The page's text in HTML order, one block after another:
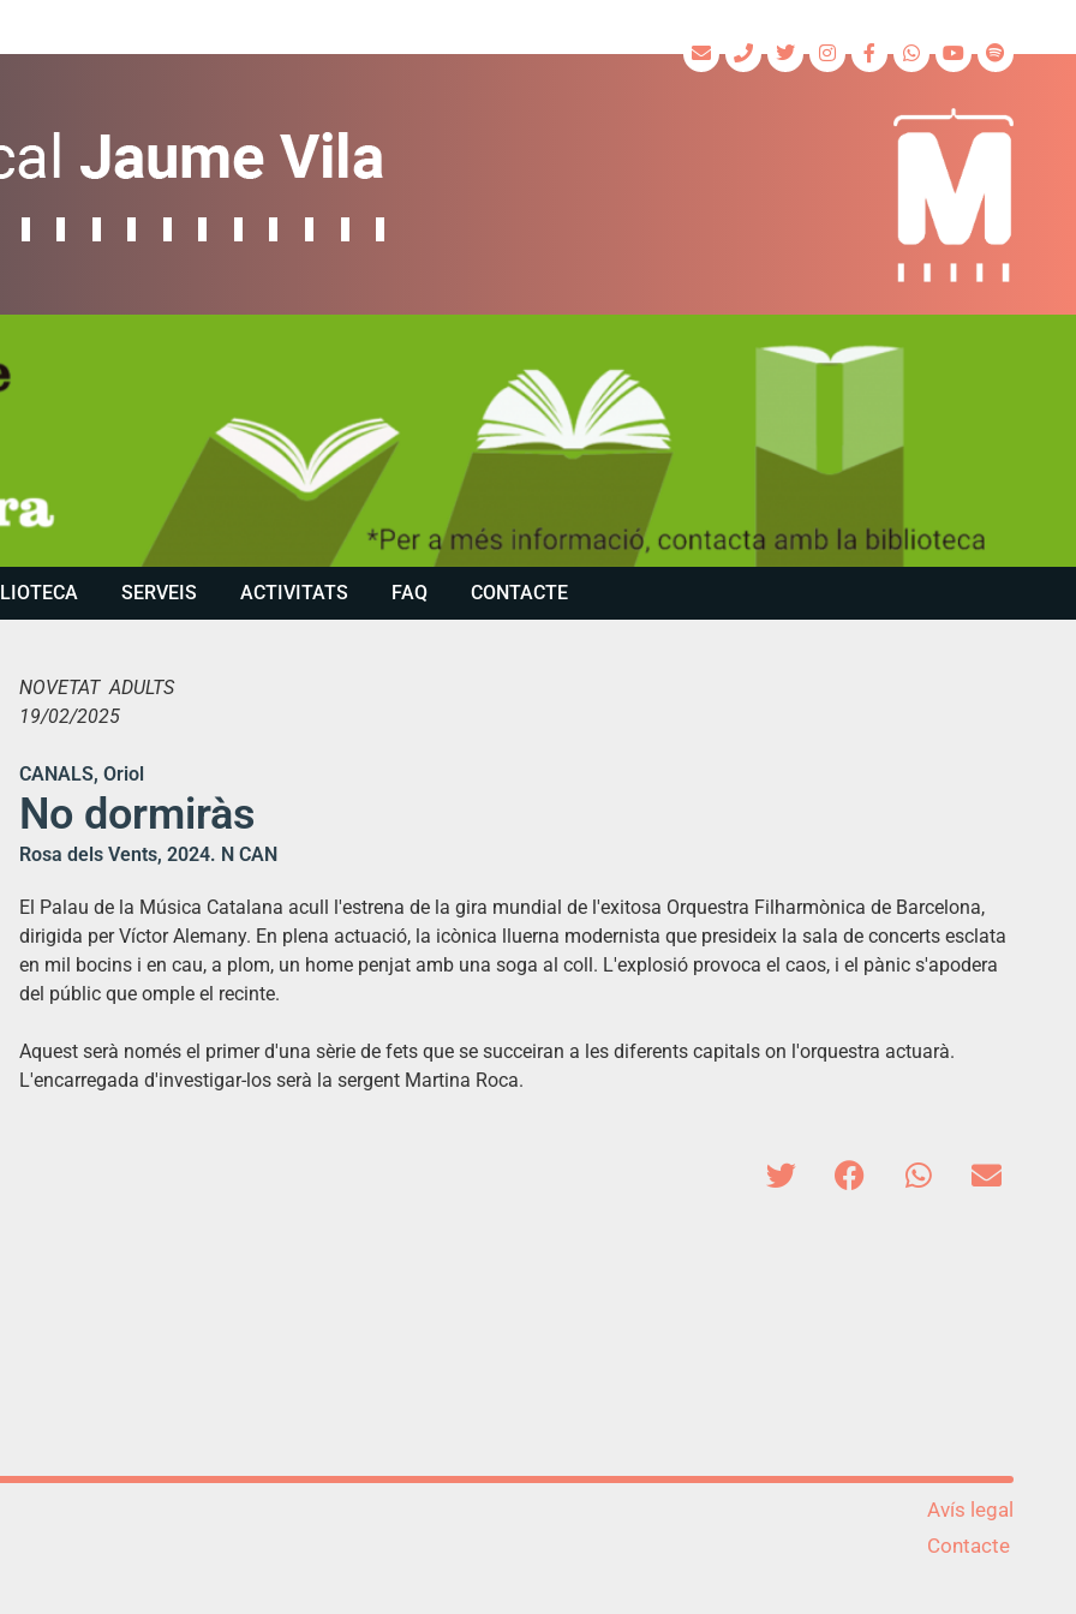
SERVEIS ACTIVITATS FAQ CONTACTE
NOVETAT ADULTS
19/02/2025
CANALS, Oriol
No dormiràs
Rosa dels Vents, 2024. N CAN
El Palau de la Música Catalana acull l'estrena de la gira mundial de l'exitosa Orquestra Filharmònica de Barcelona,
dirigida per Víctor Alemany. En plena actuació, la icònica lluerna modernista que presideix la sala de concerts esclata
en mil bocins i en cau, a plom, un home penjat amb una soga al coll. L'explosió provoca el caos, i el pànic s'apodera
del públic que omple el recinte.
Aquest serà només el primer d'una sèrie de fets que se succeiran a les diferents capitals on l'orquestra actuarà.
L'encarregada d'investigar-los serà la sergent Martina Roca.
Avís legal
Contacte